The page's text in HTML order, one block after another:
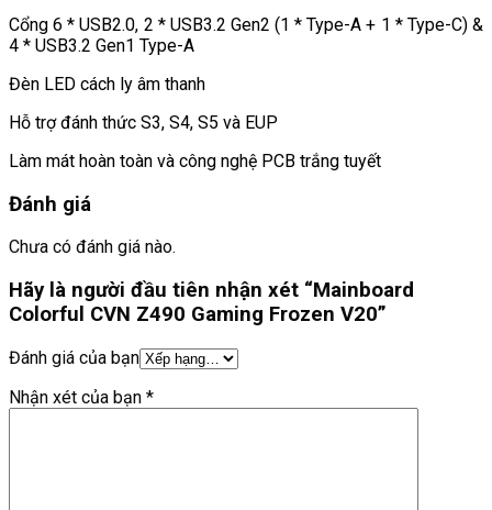
Cổng 6 * USB2.0, 2 * USB3.2 Gen2 (1 * Type-A + 1 * Type-C) &
4 * USB3.2 Gen1 Type-A
Đèn LED cách ly âm thanh
Hỗ trợ đánh thức S3, S4, S5 và EUP
Làm mát hoàn toàn và công nghệ PCB trắng tuyết
Đánh giá
Chưa có đánh giá nào.
Hãy là người đầu tiên nhận xét “Mainboard
Colorful CVN Z490 Gaming Frozen V20”
Đánh giá của bạn
Nhận xét của bạn *